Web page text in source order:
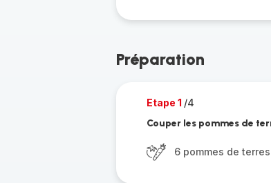
Préparation
Etape 1 /4
Couper les pommes de
6 pommes de terres